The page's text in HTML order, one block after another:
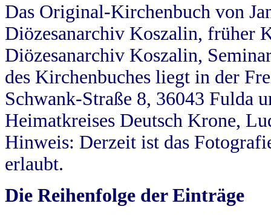
Das Original-Kirchenbuch von
Diözesanarchiv Koszalin, früher
Diözesanarchiv Koszalin,
des Kirchenbuches liegt in der
Schwank-Straße 8, 36043 Fulda
Heimatkreises Deutsch Krone,
Hinweis: Derzeit ist das
erlaubt.
Die Reihenfolge der Einträge